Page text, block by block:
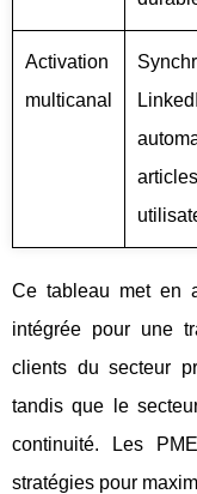
Activation
multicanal
Ce tableau met en
intégrée pour une
clients du secteur
tandis que le
continuité. Les
stratégies pour